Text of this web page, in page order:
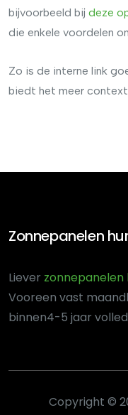
bijvoorbeeld bij deze
die enkele voordelen
Zo is de interne link
biedt het meer context
Zonnepanelen
Liever zonnepanelen
Vooreen vast
binnen4-5 jaar
Copyright ©